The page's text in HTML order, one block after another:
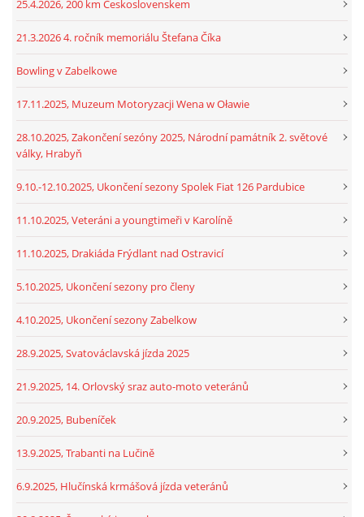
25.4.2026, 200 km Československem
21.3.2026 4. ročník memoriálu Štefana Číka
Bowling v Zabelkowe
17.11.2025, Muzeum Motoryzacji Wena w Oławie
28.10.2025, Zakončení sezóny 2025, Národní památník 2. světové
války, Hrabyň
9.10.-12.10.2025, Ukončení sezony Spolek Fiat 126 Pardubice
11.10.2025, Veteráni a youngtimeři v Karolíně
11.10.2025, Drakiáda Frýdlant nad Ostravicí
5.10.2025, Ukončení sezony pro členy
4.10.2025, Ukončení sezony Zabelkow
28.9.2025, Svatováclavská jízda 2025
21.9.2025, 14. Orlovský sraz auto-moto veteránů
20.9.2025, Bubeníček
13.9.2025, Trabanti na Lučině
6.9.2025, Hlučínská krmášová jízda veteránů